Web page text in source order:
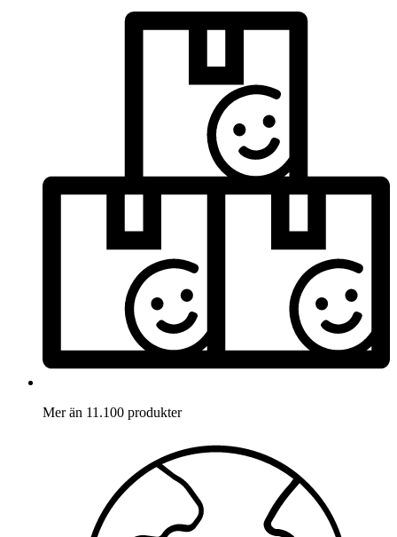
Mer än 11.100 produkter